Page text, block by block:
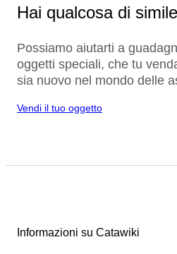
Hai qualcosa di
Possiamo aiutarti a
oggetti speciali, che tu
sia nuovo nel mondo delle
Vendi il tuo oggetto
Informazioni su Catawiki